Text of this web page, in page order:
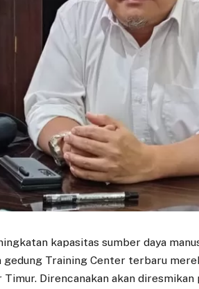
kapasitas sumber daya
Training Center terbaru
Timur. Direncanakan akan diresmikan